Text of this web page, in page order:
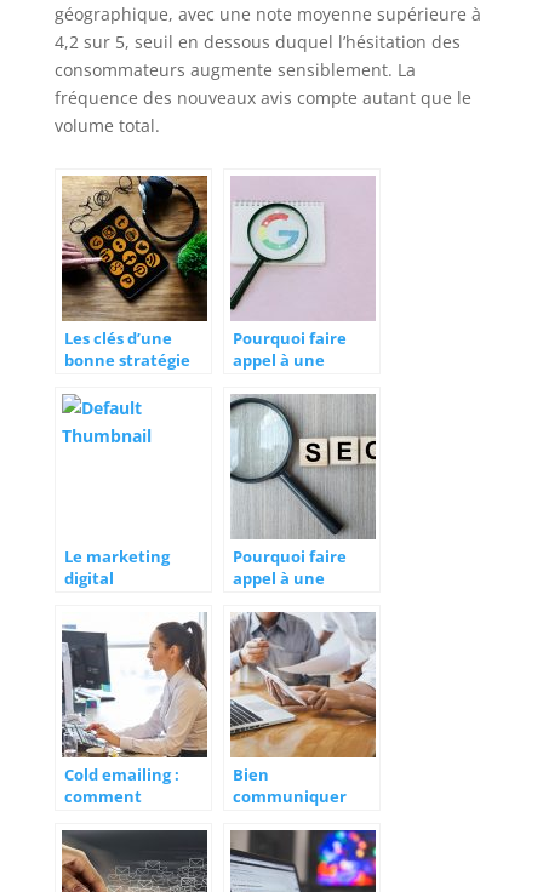
géographique, avec une note moyenne supérieure à
4,2 sur 5, seuil en dessous duquel l’hésitation des
consommateurs augmente sensiblement. La
fréquence des nouveaux avis compte autant que le
volume total.
Les clés d’une
bonne stratégie
communication
Pourquoi faire
appel à une
marketing ?
Le marketing
digital
alternative verte
Pourquoi faire
appel à une
son site web ?
Cold emailing :
comment
taux de reponse ?
Bien
communiquer
comment faire ?